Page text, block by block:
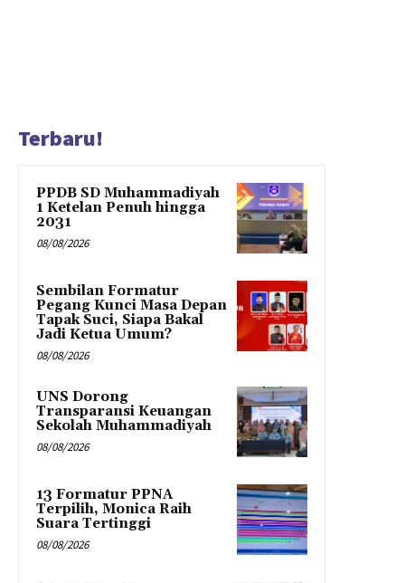
Terbaru!
PPDB SD Muhammadiyah
1 Ketelan Penuh hingga
2031
08/08/2026
Sembilan Formatur
Pegang Kunci Masa Depan
Tapak Suci, Siapa Bakal
Jadi Ketua Umum?
08/08/2026
UNS Dorong
Transparansi Keuangan
Sekolah Muhammadiyah
08/08/2026
13 Formatur PPNA
Terpilih, Monica Raih
Suara Tertinggi
08/08/2026